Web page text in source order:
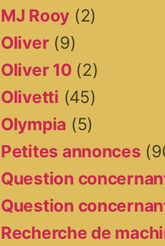
MJ Rooy (2)
Oliver(9)
Oliver 10(2)
Olivetti (45)
Olympia (5)
Petites annonces
Question
Question
Recherche de